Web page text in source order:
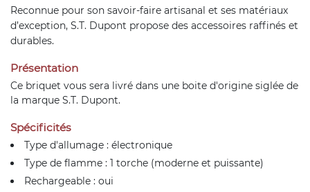
Reconnue pour son savoir-faire artisanal et ses matériaux
d’exception, S.T. Dupont propose des accessoires raffinés et
durables.
Présentation
Ce briquet vous sera livré dans une boite d'origine siglée de
la marque S.T. Dupont.
Spécificités
Type d'allumage : électronique
Type de flamme : 1 torche (moderne et puissante)
Rechargeable : oui